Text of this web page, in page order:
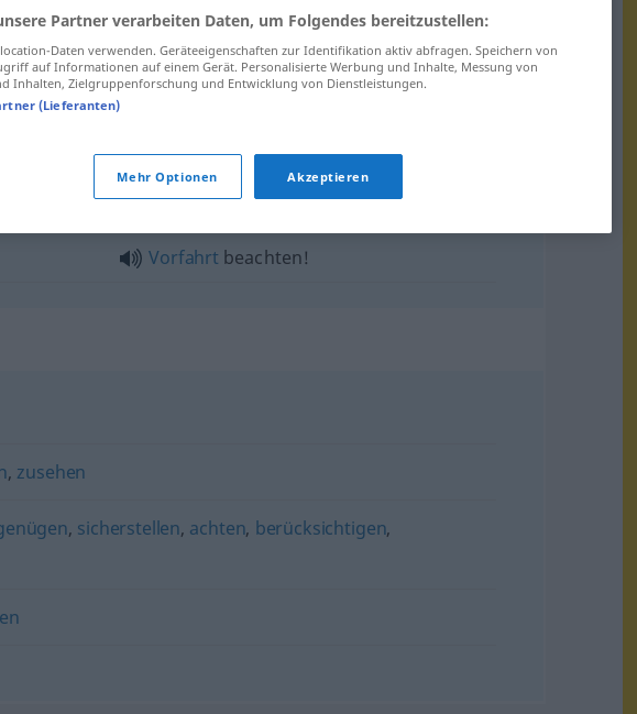
Vorfahrt beachten!
, zusehen
, sicherstellen, achten, berücksichtigen,
Partner verarbeiten Daten, um Folgendes bereitzustellen:
Daten verwenden. Geräteeigenschaften zur Identifikation aktiv abfragen. Speichern von
auf Informationen auf einem Gerät. Personalisierte Werbung und Inhalte, Messung von
Inhalten, Zielgruppenforschung und Entwicklung von Dienstleistungen.
(Lieferanten)
Mehr Optionen Akzeptieren